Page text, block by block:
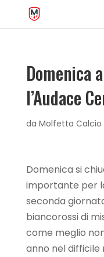
Domenica
l’Audace
da Molfetta Calcio
Domenica si
importante per
seconda
biancorossi di
come meglio
anno nel